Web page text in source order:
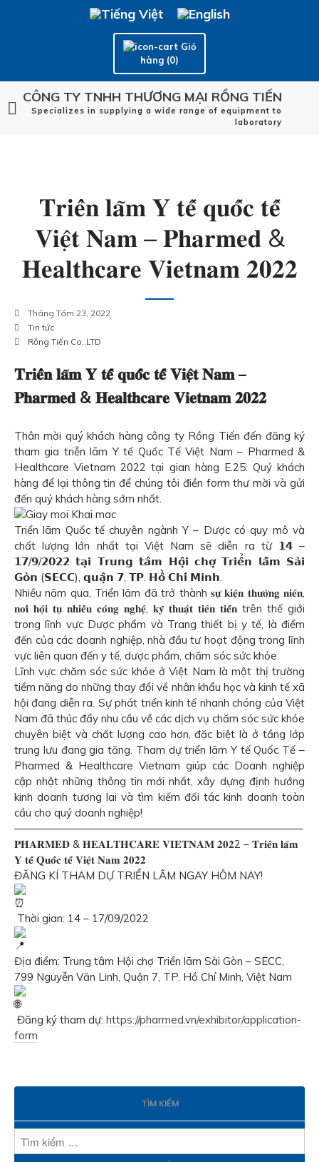
Giỏ
hàng (0)
CÔNG TY TNHH THƯƠNG MẠI RỒNG TIẾN
Specializes in supplying a wide range of equipment to
laboratory
𝐓𝐫𝐢𝐞̂̉𝐧 𝐥𝐚̃𝐦 𝐘 𝐭𝐞̂́ 𝐪𝐮𝐨̂́𝐜 𝐭𝐞̂́
𝐕𝐢𝐞̣̂𝐭 𝐍𝐚𝐦 – 𝐏𝐡𝐚𝐫𝐦𝐞𝐝 &
𝐇𝐞𝐚𝐥𝐭𝐡𝐜𝐚𝐫𝐞 𝐕𝐢𝐞𝐭𝐧𝐚𝐦 𝟐𝟎𝟐𝟐
Tháng Tám 23, 2022
Tin tức
Rồng Tiến Co.,LTD
𝐓𝐫𝐢𝐞̂̉𝐧 𝐥𝐚̃𝐦 𝐘 𝐭𝐞̂́ 𝐪𝐮𝐨̂́𝐜 𝐭𝐞̂́ 𝐕𝐢𝐞̣̂𝐭 𝐍𝐚𝐦 –
𝐏𝐡𝐚𝐫𝐦𝐞𝐝 & 𝐇𝐞𝐚𝐥𝐭𝐡𝐜𝐚𝐫𝐞 𝐕𝐢𝐞𝐭𝐧𝐚𝐦 𝟐𝟎𝟐𝟐
Thân mời quý khách hàng công ty Rồng Tiến đến đăng ký
tham gia triễn lãm Y tế Quốc Tế Việt Nam – Pharmed &
Healthcare Vietnam 2022 tại gian hàng E.25. Quý khách
hàng để lại thông tin để chúng tôi điền form thư mời và gửi
đến quý khách hàng sớm nhất.
Triển lãm Quốc tế chuyên ngành Y – Dược có quy mô và
chất lượng lớn nhất tại Việt Nam sẽ diễn ra từ 𝟭𝟰 –
𝟭𝟳/𝟵/𝟮𝟬𝟮𝟮 𝘁𝗮̣𝗶 𝗧𝗿𝘂𝗻𝗴 𝘁𝗮̂𝗺 𝗛𝗼̣̂𝗶 𝗰𝗵𝗼̛̣ 𝗧𝗿𝗶𝗲̂̉𝗻 𝗹𝗮̃𝗺 𝗦𝗮̀𝗶
𝗚𝗼̀𝗻 (𝗦𝗘𝗖𝗖), 𝗾𝘂𝗮̣̂𝗻 𝟳, 𝗧𝗣. 𝗛𝗼̂̀ 𝗖𝗵𝗶́ 𝗠𝗶𝗻𝗵.
Nhiều năm qua, Triển lãm đã trở thành 𝐬𝐮̛̣ 𝐤𝐢𝐞̣̂𝐧 𝐭𝐡𝐮̛𝐨̛̀𝐧𝐠 𝐧𝐢𝐞̂𝐧,
𝐧𝐨̛𝐢 𝐡𝐨̣̂𝐢 𝐭𝐮̣ 𝐧𝐡𝐢𝐞̂̀𝐮 𝐜𝐨̂𝐧𝐠 𝐧𝐠𝐡𝐞̣̂, 𝐤𝐲̃ 𝐭𝐡𝐮𝐚̣̂𝐭 𝐭𝐢𝐞̂𝐧 𝐭𝐢𝐞̂́𝐧 trên thế giới
trong lĩnh vực Dược phẩm và Trang thiết bị y tế, là điểm
đến của các doanh nghiệp, nhà đầu tư hoạt động trong lĩnh
vực liên quan đến y tế, dược phẩm, chăm sóc sức khỏe.
Lĩnh vực chăm sóc sức khỏe ở Việt Nam là một thị trường
tiềm năng do những thay đổi về nhân khẩu học và kinh tế xã
hội đang diễn ra. Sự phát triển kinh tế nhanh chóng của Việt
Nam đã thúc đẩy nhu cầu về các dịch vụ chăm sóc sức khỏe
chuyên biệt và chất lượng cao hơn, đặc biệt là ở tầng lớp
trung lưu đang gia tăng. Tham dự triển lãm Y tế Quốc Tế –
Pharmed & Healthcare Vietnam giúp các Doanh nghiệp
cập nhật những thông tin mới nhất, xây dựng định hướng
kinh doanh tương lai và tìm kiếm đối tác kinh doanh toàn
cầu cho quý doanh nghiệp!
———————————————————————————
𝐏𝐇𝐀𝐑𝐌𝐄𝐃 & 𝐇𝐄𝐀𝐋𝐓𝐇𝐂𝐀𝐑𝐄 𝐕𝐈𝐄𝐓𝐍𝐀𝐌 𝟐𝟎𝟐2 – 𝐓𝐫𝐢𝐞̂̉𝐧 𝐥𝐚̃𝐦
𝐘 𝐭𝐞̂́ 𝐐𝐮𝐨̂́𝐜 𝐭𝐞̂́ 𝐕𝐢𝐞̣̂𝐭 𝐍𝐚𝐦 𝟐𝟎𝟐𝟐
ĐĂNG KÍ THAM DỰ TRIỂN LÃM NGAY HÔM NAY!
Thời gian: 14 – 17/09/2022
Địa điểm: Trung tâm Hội chợ Triển lãm Sài Gòn – SECC,
799 Nguyễn Văn Linh, Quận 7, TP. Hồ Chí Minh, Việt Nam
Đăng ký tham dự: https://pharmed.vn/exhibitor/application-
form
TÌM KIẾM